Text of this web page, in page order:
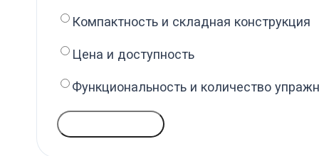
Компактность и складная конструкция
Цена и доступность
Функциональность и количество